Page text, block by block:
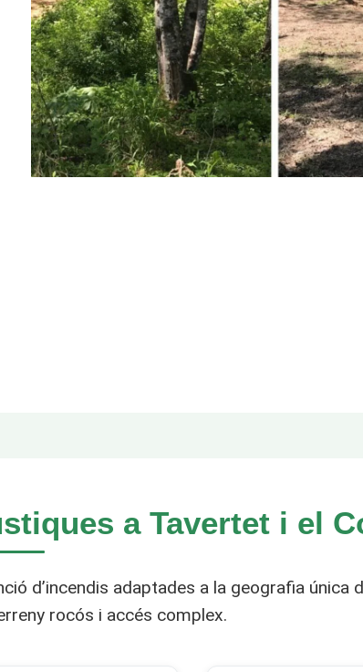
a Tavertet i el
d’incendis adaptades a la geografia única
rocós i accés complex.